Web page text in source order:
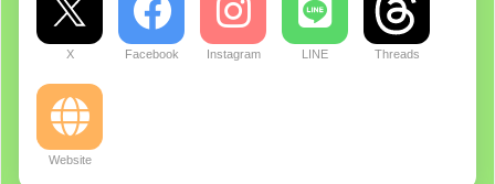
X Facebook Instagram LINE Threads
Website